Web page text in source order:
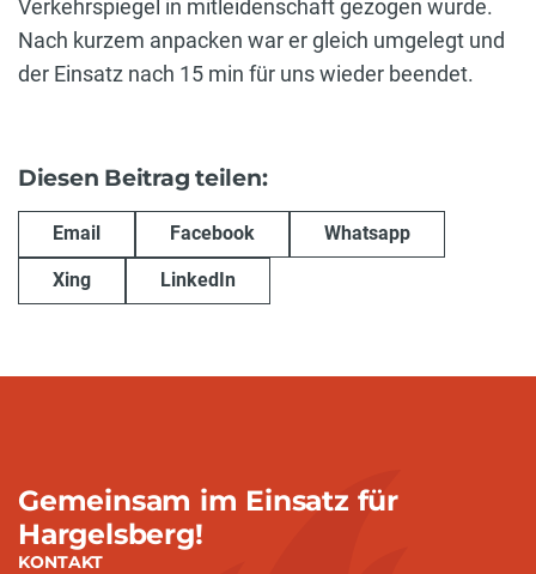
Verkehrspiegel in mitleidenschaft gezogen wurde.
Nach kurzem anpacken war er gleich umgelegt und
der Einsatz nach 15 min für uns wieder beendet.
Diesen Beitrag teilen:
Email Facebook Whatsapp
Xing LinkedIn
Gemeinsam im Einsatz für
Hargelsberg!
KONTAKT